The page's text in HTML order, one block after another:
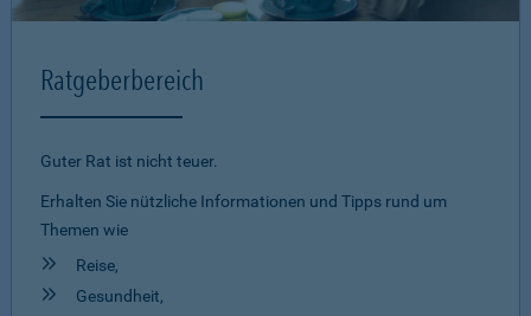
Ratgeberbereich
Guter Rat ist nicht teuer.
Erhalten Sie nützliche Informationen und Tipps rund um
Themen wie
Reise,
Gesundheit,